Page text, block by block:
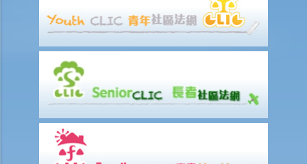
在甚麼情況下，僱主不需要為其僱員的工傷負上賠償責任？
賠償項目
我的配偶在工作時因意外而死亡，我或我的家人可獲哪些賠償？
我在工作時因遇到意外而受傷及導致傷殘，我或我的家人可獲哪些賠
除上述的賠償外，我可否就工傷而獲得其他賠償（例如醫藥費）？
工傷或有關意外之報告
僱主向勞工處報告與工作有關的意外之時限是多久？